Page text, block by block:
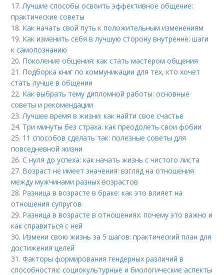
17. Лучшие способы освоить эффективное общение:
практические советы
18. Как начать свой путь к положительным изменениям
19. Как изменить себя в лучшую сторону внутренне: шаги
к самопознанию
20. Поколение общения: как стать мастером общения
21. Подборка книг по коммуникации для тех, кто хочет
стать лучше в общении
22. Как выбрать тему дипломной работы: основные
советы и рекомендации
23. Лучшее время в жизни: как найти свое счастье
24. Три минуты без страха: как преодолеть свои фобии
25. 11 способов сделать так: полезные советы для
повседневной жизни
26.С нуля до успеха: как начать жизнь с чистого листа
27. Возраст не имеет значения: взгляд на отношения
между мужчинами разных возрастов
28. Разница в возрасте в браке: как это влияет на
отношения супругов
29. Разница в возрасте в отношениях: почему это важно и
как справиться с ней
30. Измени свою жизнь за 5 шагов: практический план для
достижения целей
31.Факторы формирования гендерных различий в
способностях: социокультурные и биологические аспекты